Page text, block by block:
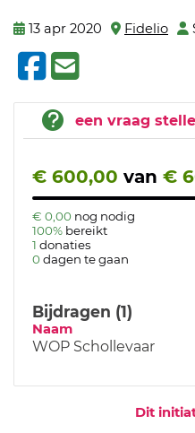
13 apr 2020 Fidelio
een vraag
€ 600,00 van €
€ 0,00 nog nodig
100% bereikt
1 donaties
0 dagen te gaan
Bijdragen (1)
Naam
WOP Schollevaar
Dit